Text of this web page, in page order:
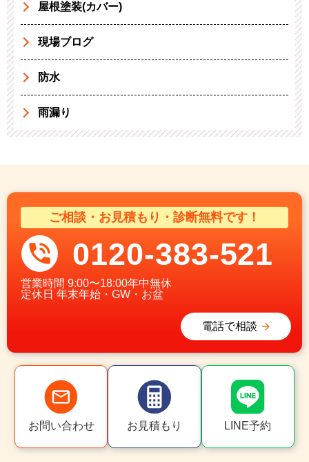
屋根塗装(カバー)
現場ブログ
防水
雨漏り
ご相談・お見積もり・診断無料です！
0120-383-521
営業時間 9:00〜18:00年中無休
定休日 年末年始・GW・お盆
電話で相談
お問い合わせ お見積もり LINE予約